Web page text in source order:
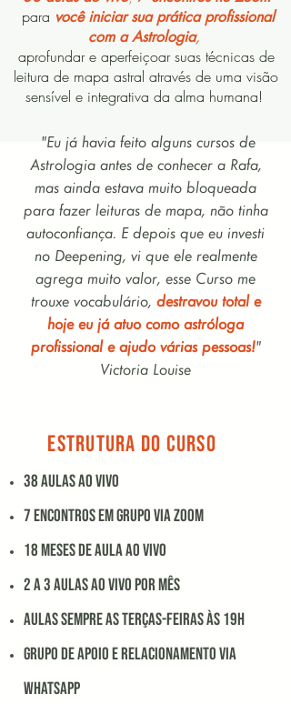
para você iniciar sua prática profissional
com a Astrologia,
aprofundar e aperfeiçoar suas técnicas de
leitura de mapa astral através de uma visão
sensível e integrativa da alma humana!
"Eu já havia feito alguns cursos de
Astrologia antes de conhecer a Rafa,
mas ainda estava muito bloqueada
para fazer leituras de mapa, não tinha
autoconfiança. E depois que eu investi
no Deepening, vi que ele realmente
agrega muito valor, esse Curso me
trouxe vocabulário, destravou total e
hoje eu já atuo como astróloga
profissional e ajudo várias pessoas!"
Victoria Louise
ESTRUTURA DO CURSO
38 Aulas ao vivo
7 encontros em grupo via ZOOM
18 MESES DE AULA AO VIVO
2 A 3 AULAS AO VIVO POR MÊS
AULAS SEMPRE AS TERÇAS-FEIRAS ÀS 19H
grupo de APOIO E RELACIONAMENTO VIA
whatsapp